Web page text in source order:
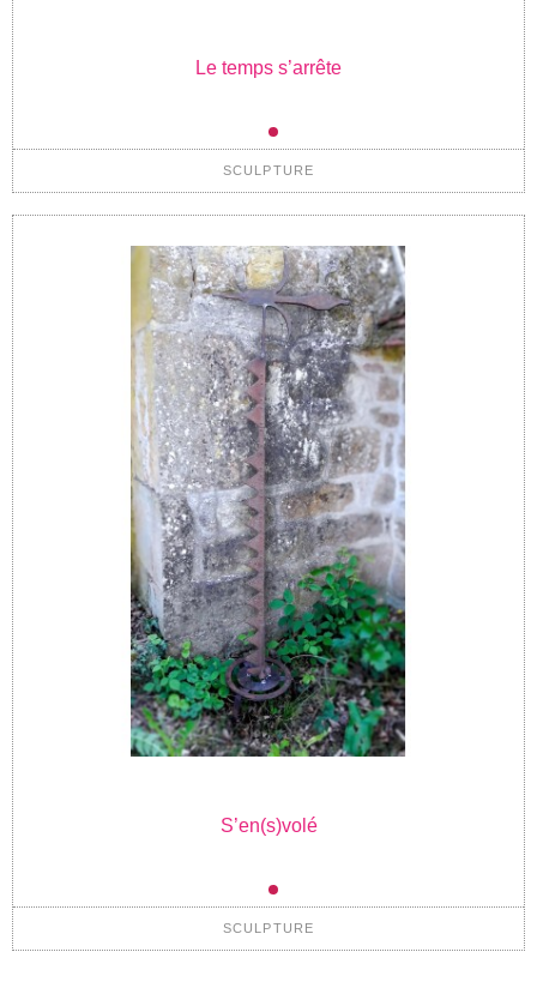
Le temps s’arrête
SCULPTURE
S’en(s)volé
SCULPTURE